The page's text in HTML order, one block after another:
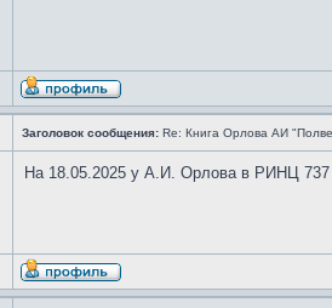
Заголовок сообщения: Re: Книга Орлова АИ
На 18.05.2025 у А.И. Орлова в РИНЦ 737